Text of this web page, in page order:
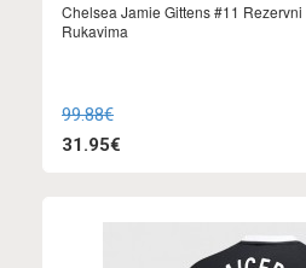
Chelsea Jamie Gittens #11
Rukavima
99.88€
31.95€